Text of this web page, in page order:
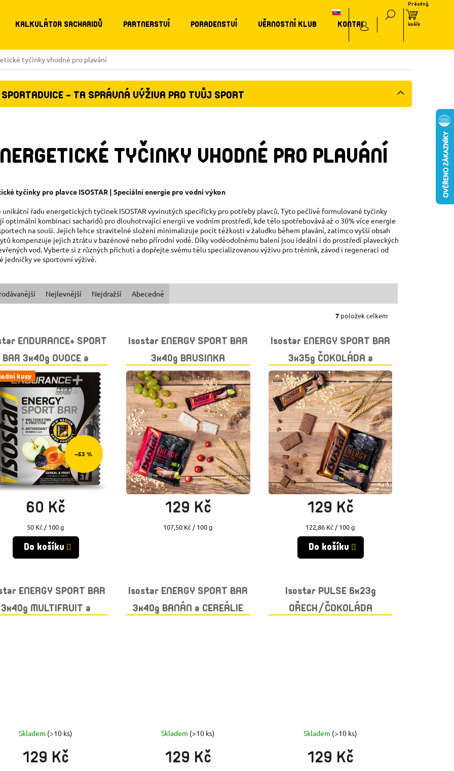
KALKULÁTOR SACHARIDŮ PARTNERSTVÍ PORADENSTVÍ VĚRNOSTNÍ KLUB KONTAKT
tyčinky vhodné pro plavání
SPORTADVICE - TA SPRÁVNÁ VÝŽIVA PRO TVŮJ SPORT
TYČINKY VHODNÉ PRO PLAVÁNÍ
tyčinky pro plavce ISOSTAR | Speciální energie pro vodní výkon
řadu energetických tyčinek ISOSTAR vyvinutých specificky pro potřeby plavců. Tyto pečlivě formulované tyčinky
optimální kombinaci sacharidů pro dlouhotrvající energii ve vodním prostředí, kde tělo spotřebovává až o 30% více energie
na souši. Jejich lehce stravitelné složení minimalizuje pocit těžkosti v žaludku během plavání, zatímco vyšší obsah
kompenzuje jejich ztrátu v bazénové nebo přírodní vodě. Díky voděodolnému balení jsou ideální i do prostředí plaveckých
vod. Vyberte si z různých příchutí a dopřejte svému tělu specializovanou výživu pro trénink, závod i regeneraci od
jedničky ve sportovní výživě.
Nejlevnější Nejdražší Abecedně
7položek celkem
ENDURANCE+ SPORT
BAR 3x40g OVOCE a
exp. 30.9.2026
kusy
–53 %
Skladem(9 ks)
60 Kč
Měrná
cena:
50 Kč / 100 g
Do košíku
Isostar ENERGY SPORT BAR
3x40g BRUSINKA
Momentálně vyprodáno
129 Kč
Měrná
107,50 Kč / 100 g
Isostar ENERGY SPORT BAR
3x35g ČOKOLÁDA a
CEREÁLIE
Skladem(>10 ks)
129 Kč
Měrná
cena:
122,86 Kč / 100 g
Do košíku
ENERGY SPORT BAR
3x40g MULTIFRUIT a
Skladem (>10 ks)
129 Kč
Isostar ENERGY SPORT BAR
3x40g BANÁN a CEREÁLIE
Skladem (>10 ks)
129 Kč
Isostar PULSE 6x23g
OŘECH/ČOKOLÁDA
Skladem (>10 ks)
129 Kč